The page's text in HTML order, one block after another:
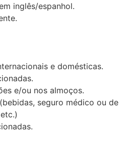
inglês/espanhol.
e domésticas.
e/ou nos almoços.
seguro médico ou de